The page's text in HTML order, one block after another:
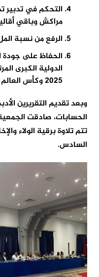
التحكم في تدبير
مراكش وباقي
الرفع من نسبة
الحفاظ على جودة
الدولية الكبرى
2025 وكأس العالم 2030.
وبعد تقديم التقريرين
الحسابات، صادقت
تتم تلاوة برقية الولاء
السادس.